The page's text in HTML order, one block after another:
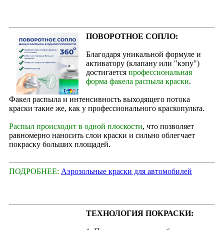
ПОВОРОТНОЕ СОПЛО:
Благодаря уникальной формуле и
активатору (клапану или "кэпу")
достигается профессиональная
форма факела распыла краски.
Факел распыла и интенсивность выходящего потока
краски такие же, как у профессионального краскопульта.
Распыл происходит в одной плоскости, что позволяет
равномерно наносить слои краски и сильно облегчает
покраску больших площадей.
ПОДРОБНЕЕ: Аэрозольные краски для автомобилей
ТЕХНОЛОГИЯ ПОКРАСКИ: